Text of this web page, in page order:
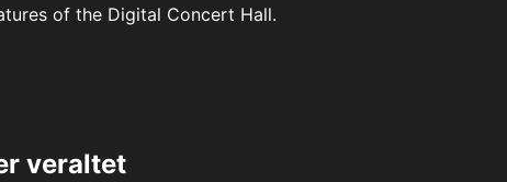
of the Digital Concert Hall.
veraltet